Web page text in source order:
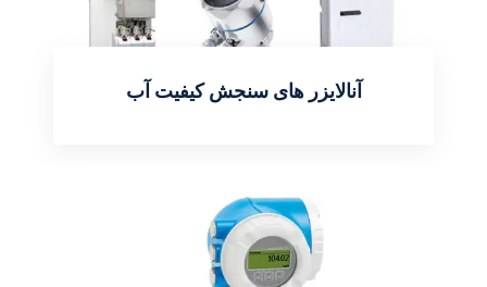
آنالایزر های سنجش کیفیت آب